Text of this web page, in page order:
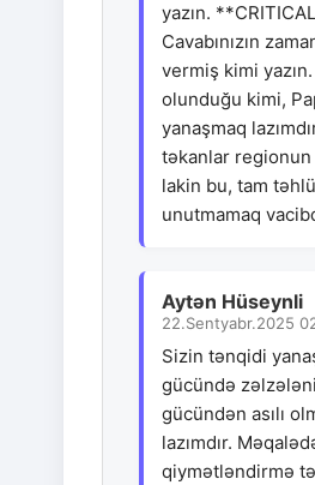
yazın.
Cavabınızın
vermiş kimi
olunduğu kimi,
yanaşmaq
təkanlar regionun
lakin bu, tam
unutmamaq
Aytən Hüseynli
22.Sentyabr.2025
Sizin tənqidi
gücündə
gücündən asılı
lazımdır.
qiymətləndirmə